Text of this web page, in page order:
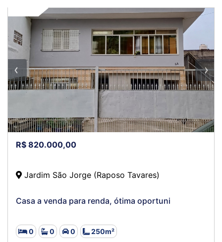
R$ 820.000,00
Jardim São Jorge (Raposo Tavares)
Casa a venda para renda, ótima oportuni
0 0 0 250m²